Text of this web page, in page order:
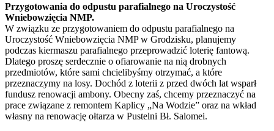
Przygotowania do odpustu parafialnego na Uroczystość
Wniebowzięcia NMP.
W związku ze przygotowaniem do odpustu parafialnego na
Uroczystość Wniebowzięcia NMP w Grodzisku, planujemy
podczas kiermaszu parafialnego przeprowadzić loterię fantową.
Dlatego proszę serdecznie o ofiarowanie na nią drobnych
przedmiotów, które sami chcielibyśmy otrzymać, a które
przeznaczymy na losy. Dochód z loterii z przed dwóch lat wsparł
fundusz renowacji ambony. Obecny zaś, chcemy przeznaczyć na
prace związane z remontem Kaplicy „Na Wodzie” oraz na wkład
własny na renowację ołtarza w Pustelni Bł. Salomei.